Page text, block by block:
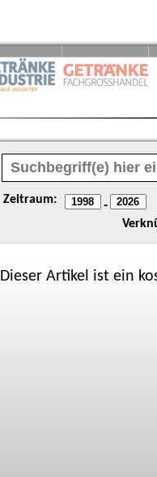
Zeitraum: -
Dieser Artikel ist ein